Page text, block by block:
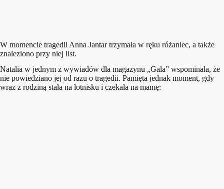
W momencie tragedii Anna Jantar trzymała w ręku różaniec, a także
znaleziono przy niej list.
Natalia w jednym z wywiadów dla magazynu „Gala” wspominała, że
nie powiedziano jej od razu o tragedii. Pamięta jednak moment, gdy
wraz z rodziną stała na lotnisku i czekała na mamę: